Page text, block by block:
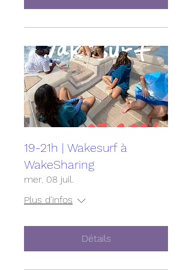
19-21h | Wakesurf à
WakeSharing
mer. 08 juil.
Plus d'infos
Détails